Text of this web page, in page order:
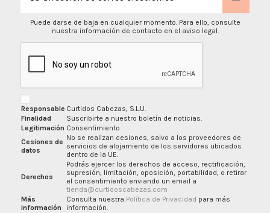
Puede darse de baja en cualquier momento. Para ello, consulte
nuestra información de contacto en el aviso legal.
Responsable Curtidos Cabezas, S.L.U.
Finalidad
Suscribirte a nuestro boletín de noticias.
Legitimación Consentimiento
Cesiones de
datos
No se realizan cesiones, salvo a los proveedores de
servicios de alojamiento de los servidores ubicados
dentro de la UE.
Derechos
Podrás ejercer los derechos de acceso, rectificación,
supresión, limitación, oposición, portabilidad, o retirar
el consentimiento enviando un email a
tienda@curtidoscabezas.com
Más
información
Consulta nuestra Política de Privacidad para más
información.